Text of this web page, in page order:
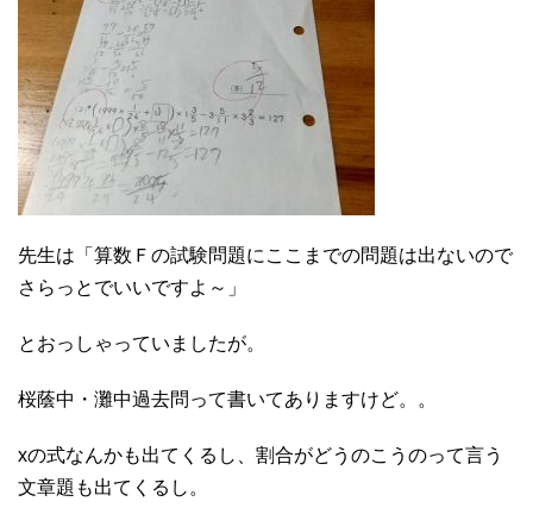
先生は「算数Ｆの試験問題にここまでの問題は出ないので
さらっとでいいですよ～」
とおっしゃっていましたが。
桜蔭中・灘中過去問って書いてありますけど。。
xの式なんかも出てくるし、割合がどうのこうのって言う
文章題も出てくるし。